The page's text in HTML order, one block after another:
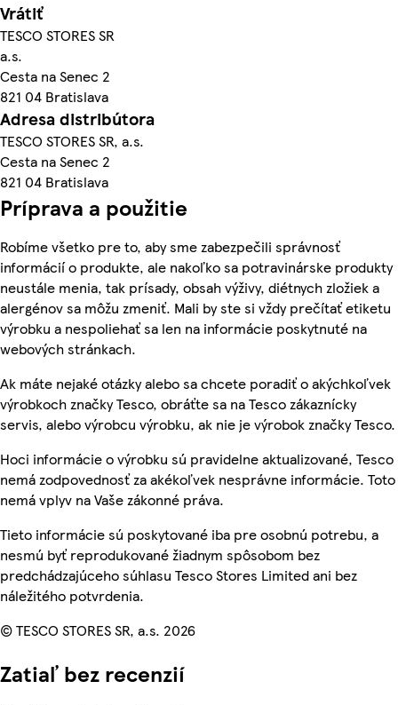
Vrátiť
TESCO STORES SR
a.s.
Cesta na Senec 2
821 04 Bratislava
Adresa distribútora
TESCO STORES SR, a.s.
Cesta na Senec 2
821 04 Bratislava
Príprava a použitie
Robíme všetko pre to, aby sme zabezpečili správnosť
informácií o produkte, ale nakoľko sa potravinárske produkty
neustále menia, tak prísady, obsah výživy, diétnych zložiek a
alergénov sa môžu zmeniť. Mali by ste si vždy prečítať etiketu
výrobku a nespoliehať sa len na informácie poskytnuté na
webových stránkach.
Ak máte nejaké otázky alebo sa chcete poradiť o akýchkoľvek
výrobkoch značky Tesco, obráťte sa na Tesco zákaznícky
servis, alebo výrobcu výrobku, ak nie je výrobok značky Tesco.
Hoci informácie o výrobku sú pravidelne aktualizované, Tesco
nemá zodpovednosť za akékoľvek nesprávne informácie. Toto
nemá vplyv na Vaše zákonné práva.
Tieto informácie sú poskytované iba pre osobnú potrebu, a
nesmú byť reprodukované žiadnym spôsobom bez
predchádzajúceho súhlasu Tesco Stores Limited ani bez
náležitého potvrdenia.
© TESCO STORES SR, a.s. 2026
Zatiaľ bez recenzií